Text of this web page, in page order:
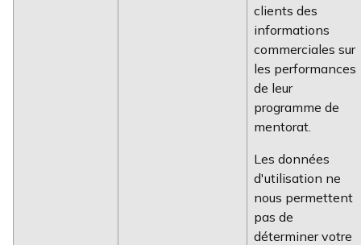
clients des
informations
commerciales sur
les performances
de leur
programme de
mentorat.
Les données
d'utilisation ne
nous permettent
pas de
déterminer votre